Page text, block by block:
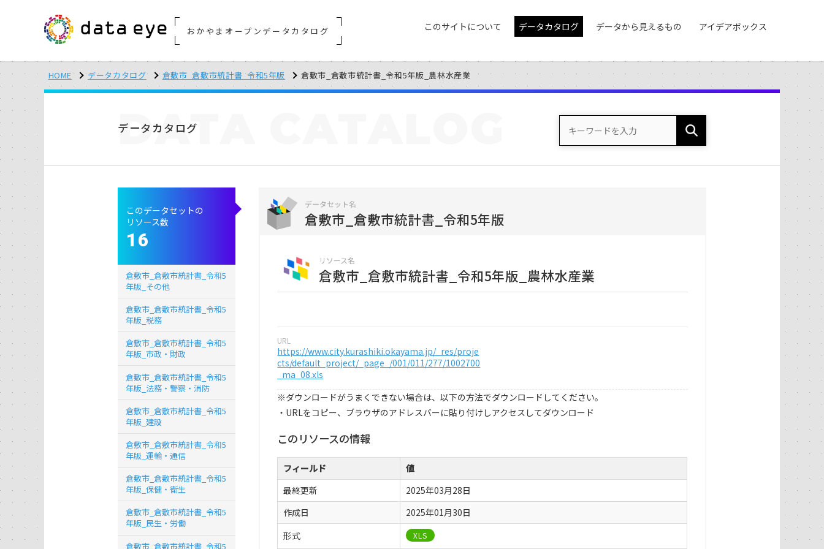
おかやまオープンデータカタログ このサイトについて データカタログ データから見えるもの アイデアボックス
HOME データカタログ 倉敷市_倉敷市統計書_令和5年版 倉敷市_倉敷市統計書_令和5年版_農林水産業
データカタログ
DATA
データセット名
倉敷市_倉敷市統計書_令和5年版
リソース名
倉敷市_倉敷市統計書_令和5年版_農林水産業
URL
https://www.city.kurashiki.okayama.jp/_res/proje
cts/default_project/_page_/001/011/277/1002700
_ma_08.xls
※ダウンロードがうまくできない場合は、以下の方法でダウンロードしてください。
・URLをコピー、ブラウザのアドレスバーに貼り付けしアクセスしてダウンロード
このリソースの情報
フィールド
値
最終更新
2025年03月28日
作成日
2025年01月30日
形式
XLS
このデータセットの
リソース数
16
倉敷市_倉敷市統計書_令和5
年版_その他
倉敷市_倉敷市統計書_令和5
年版_税務
倉敷市_倉敷市統計書_令和5
年版_市政・財政
倉敷市_倉敷市統計書_令和5
年版_法務・警察・消防
倉敷市_倉敷市統計書_令和5
年版_建設
倉敷市_倉敷市統計書_令和5
年版_運輸・通信
倉敷市_倉敷市統計書_令和5
年版_保健・衛生
倉敷市_倉敷市統計書_令和5
年版_民生・労働
倉敷市_倉敷市統計書_令和5